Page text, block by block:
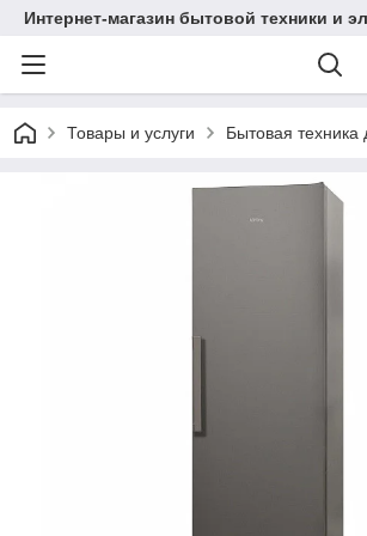
Интернет-магазин бытовой техники и
Товары и услуги Бытовая техника